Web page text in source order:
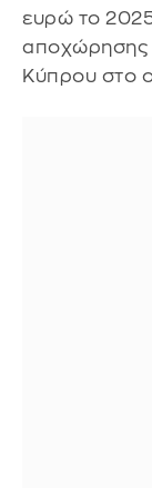
ευρώ το
αποχώρησης
Κύπρου στο